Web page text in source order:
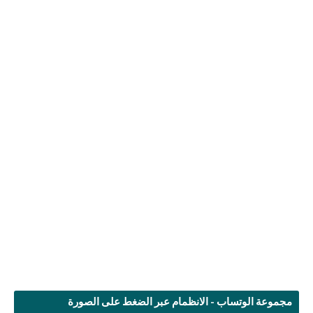
مجموعة الوتساب - الانظمام عبر الضغط على الصورة